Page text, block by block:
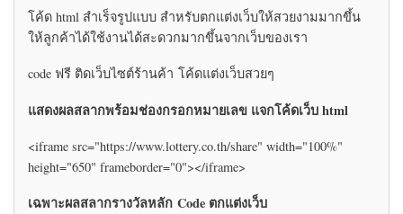
โค้ด html สำเร็จรูปแบบ สำหรับตกแต่งเว็บให้สวยงามมากขึ้น
ให้ลูกค้าได้ใช้งานได้สะดวกมากขึ้นจากเว็บของเรา
code ฟรี ติดเว็บไซต์ร้านค้า โค้ดแต่งเว็บสวยๆ
แสดงผลสลากพร้อมช่องกรอกหมายเลข แจกโค้ดเว็บ html
<iframe src="https://www.lottery.co.th/share" width="100%"
height="650" frameborder="0"></iframe>
เฉพาะผลสลากรางวัลหลัก Code ตกแต่งเว็บ